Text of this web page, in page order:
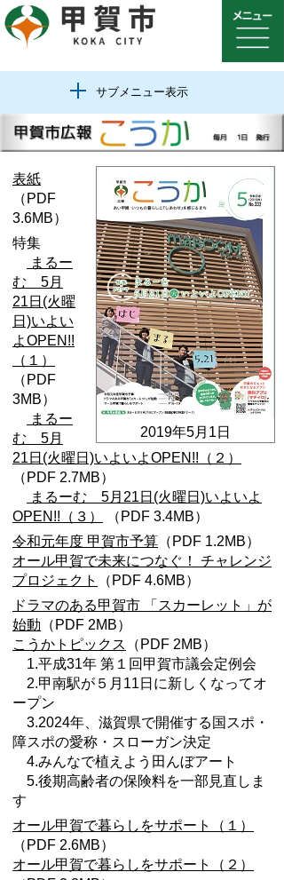
サブメニュー表示
2019年5月1日
表紙
（PDF
3.6MB）
特集
まるー
む 5月
21日(火曜
日)いよい
よOPEN!!
（１）
（PDF
3MB）
まるー
む 5月
21日(火曜日)いよいよOPEN!!（２）
（PDF 2.7MB）
まるーむ 5月21日(火曜日)いよいよ
OPEN!!（３）
（PDF 3.4MB）
令和元年度 甲賀市予算 （PDF 1.2MB）
オール甲賀で未来につなぐ！ チャレンジ
プロジェクト
（PDF 4.6MB）
ドラマのある甲賀市 「スカーレット」が
始動 （PDF 2MB）
こうかトピックス
（PDF 2MB）
1.平成31年 第１回甲賀市議会定例会
2.甲南駅が５月11日に新しくなってオ
ープン
3.2024年、滋賀県で開催する国スポ・
障スポの愛称・スローガン決定
4.みんなで植えよう田んぼアート
5.後期高齢者の保険料を一部見直しま
す
オール甲賀で暮らしをサポート（１）
（PDF 2.6MB）
オール甲賀で暮らしをサポート（２）